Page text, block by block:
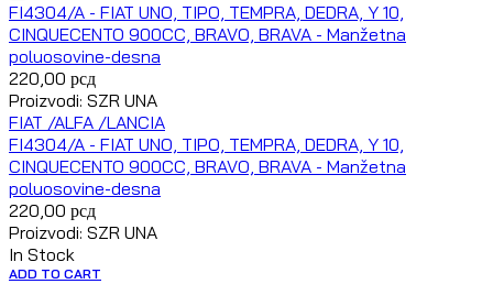
FI4304/A - FIAT UNO, TIPO, TEMPRA, DEDRA, Y 10,
CINQUECENTO 900CC, BRAVO, BRAVA - Manžetna
poluosovine-desna
220,00 рсд
Proizvodi: SZR UNA
FIAT /ALFA /LANCIA
FI4304/A - FIAT UNO, TIPO, TEMPRA, DEDRA, Y 10,
CINQUECENTO 900CC, BRAVO, BRAVA - Manžetna
poluosovine-desna
220,00 рсд
Proizvodi: SZR UNA
In Stock
ADD TO CART